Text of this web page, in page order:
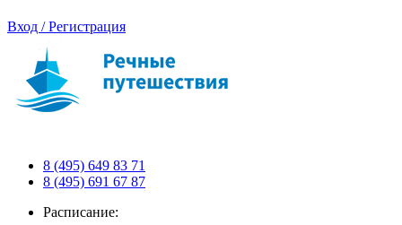
Вход / Регистрация
8 (495) 649 83 71
8 (495) 691 67 87
Расписание: